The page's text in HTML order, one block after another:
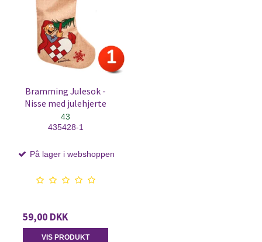
Bramming Julesok -
Nisse med julehjerte
43
435428-1
På lager i webshoppen
59,00 DKK
VIS PRODUKT